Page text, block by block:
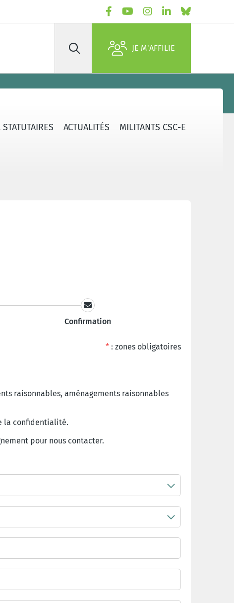
Rechercher JE M'AFFILIE
STATUTAIRES ACTUALITÉS MILITANTS CSC-E
Confirmation
* : zones obligatoires
raisonnables, aménagements raisonnables
la confidentialité.
pour nous contacter.